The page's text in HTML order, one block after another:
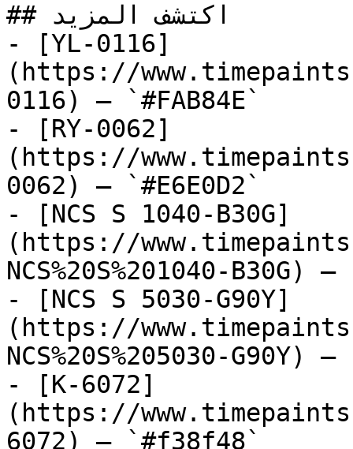
## اكتشف المزيد
- [YL-0116]
(https://
0116) — `#FAB84E`
- [RY-0062]
(https://
0062) — `#E6E0D2`
- [NCS S 1040-B30G]
(https://
NCS%20S%201040-B30G)
- [NCS S 5030-G90Y]
(https://
NCS%20S%205030-G90Y)
- [K-6072]
(https://
6072) — `#f38f48`